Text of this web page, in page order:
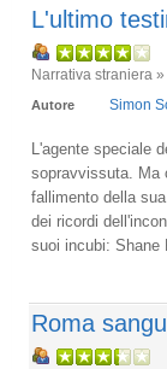
L'ultimo
Narrativa straniera
Autore Simon
L'agente speciale
sopravvissuta. Ma
fallimento della
dei ricordi
suoi incubi: Shane
Roma